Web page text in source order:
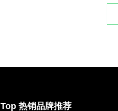
Top 热销品牌推荐